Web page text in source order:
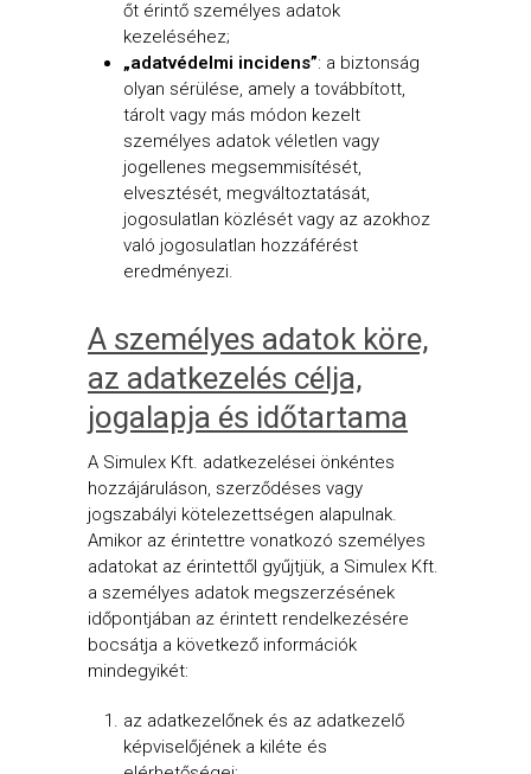
őt érintő személyes adatok
kezeléséhez;
„adatvédelmi incidens”: a biztonság
olyan sérülése, amely a továbbított,
tárolt vagy más módon kezelt
személyes adatok véletlen vagy
jogellenes megsemmisítését,
elvesztését, megváltoztatását,
jogosulatlan közlését vagy az azokhoz
való jogosulatlan hozzáférést
eredményezi.
A személyes adatok köre,
az adatkezelés célja,
jogalapja és időtartama
A Simulex Kft. adatkezelései önkéntes
hozzájáruláson, szerződéses vagy
jogszabályi kötelezettségen alapulnak.
Amikor az érintettre vonatkozó személyes
adatokat az érintettől gyűjtjük, a Simulex Kft.
a személyes adatok megszerzésének
időpontjában az érintett rendelkezésére
bocsátja a következő információk
mindegyikét:
az adatkezelőnek és az adatkezelő
képviselőjének a kiléte és